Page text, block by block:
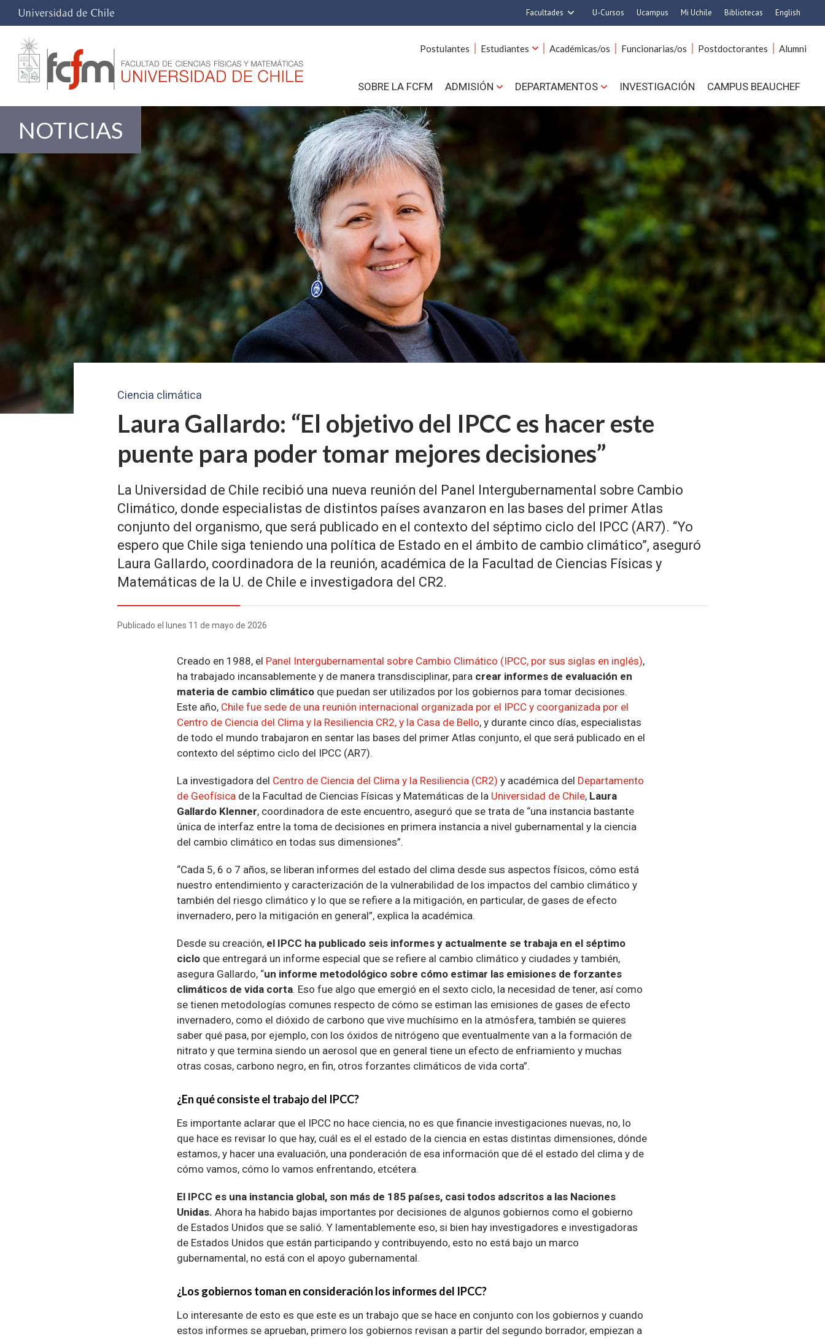
Facultades
Ciencias
Cs. Agronómicas
Comunicación e Imagen
Economía y Negocios
Filosofía y Humanidades
Medicina
Odontología
Estudios Avanzados en Educación
Estudios Internacionales
Nutrición y Tecnología de
Alimentos
Bachillerato
Hospital Clínico
U-Cursos Ucampus Mi Uchile Bibliotecas English
Postulantes Estudiantes Académicas/os Funcionarias/os Postdoctorantes Alumni
SOBRE LA FCFM ADMISIÓN DEPARTAMENTOS INVESTIGACIÓN CAMPUS BEAUCHEF
NOTICIAS
Ciencia climática
Laura Gallardo: “El objetivo del IPCC es hacer este
puente para poder tomar mejores decisiones”
La Universidad de Chile recibió una nueva reunión del Panel Intergubernamental sobre Cambio
Climático, donde especialistas de distintos países avanzaron en las bases del primer Atlas
conjunto del organismo, que será publicado en el contexto del séptimo ciclo del IPCC (AR7). “Yo
espero que Chile siga teniendo una política de Estado en el ámbito de cambio climático”, aseguró
Laura Gallardo, coordinadora de la reunión, académica de la Facultad de Ciencias Físicas y
Matemáticas de la U. de Chile e investigadora del CR2.
Publicado el lunes 11 de mayo de 2026
Creado en 1988, el Panel Intergubernamental sobre Cambio Climático (IPCC, por sus siglas en inglés),
ha trabajado incansablemente y de manera transdisciplinar, para crear informes de evaluación en
materia de cambio climático que puedan ser utilizados por los gobiernos para tomar decisiones.
Este año, Chile fue sede de una reunión internacional organizada por el IPCC y coorganizada por el
Centro de Ciencia del Clima y la Resiliencia CR2, y la Casa de Bello, y durante cinco días, especialistas
de todo el mundo trabajaron en sentar las bases del primer Atlas conjunto, el que será publicado en el
contexto del séptimo ciclo del IPCC (AR7).
La investigadora del Centro de Ciencia del Clima y la Resiliencia (CR2) y académica del Departamento
de Geofísica de la Facultad de Ciencias Físicas y Matemáticas de la Universidad de Chile, Laura
Gallardo Klenner, coordinadora de este encuentro, aseguró que se trata de “una instancia bastante
única de interfaz entre la toma de decisiones en primera instancia a nivel gubernamental y la ciencia
del cambio climático en todas sus dimensiones”.
“Cada 5, 6 o 7 años, se liberan informes del estado del clima desde sus aspectos físicos, cómo está
nuestro entendimiento y caracterización de la vulnerabilidad de los impactos del cambio climático y
también del riesgo climático y lo que se refiere a la mitigación, en particular, de gases de efecto
invernadero, pero la mitigación en general”, explica la académica.
Desde su creación, el IPCC ha publicado seis informes y actualmente se trabaja en el séptimo
ciclo que entregará un informe especial que se refiere al cambio climático y ciudades y también,
asegura Gallardo, “un informe metodológico sobre cómo estimar las emisiones de forzantes
climáticos de vida corta. Eso fue algo que emergió en el sexto ciclo, la necesidad de tener, así como
se tienen metodologías comunes respecto de cómo se estiman las emisiones de gases de efecto
invernadero, como el dióxido de carbono que vive muchísimo en la atmósfera, también se quieres
saber qué pasa, por ejemplo, con los óxidos de nitrógeno que eventualmente van a la formación de
nitrato y que termina siendo un aerosol que en general tiene un efecto de enfriamiento y muchas
otras cosas, carbono negro, en fin, otros forzantes climáticos de vida corta”.
¿En qué consiste el trabajo del IPCC?
Es importante aclarar que el IPCC no hace ciencia, no es que financie investigaciones nuevas, no, lo
que hace es revisar lo que hay, cuál es el el estado de la ciencia en estas distintas dimensiones, dónde
estamos, y hacer una evaluación, una ponderación de esa información que dé el estado del clima y de
cómo vamos, cómo lo vamos enfrentando, etcétera.
El IPCC es una instancia global, son más de 185 países, casi todos adscritos a las Naciones
Unidas. Ahora ha habido bajas importantes por decisiones de algunos gobiernos como el gobierno
de Estados Unidos que se salió. Y lamentablemente eso, si bien hay investigadores e investigadoras
de Estados Unidos que están participando y contribuyendo, esto no está bajo un marco
gubernamental, no está con el apoyo gubernamental.
¿Los gobiernos toman en consideración los informes del IPCC?
Lo interesante de esto es que este es un trabajo que se hace en conjunto con los gobiernos y cuando
estos informes se aprueban, primero los gobiernos revisan a partir del segundo borrador, empiezan a